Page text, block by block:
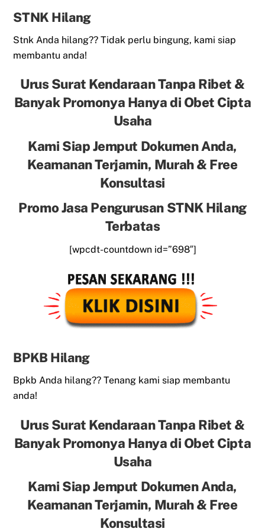
STNK Hilang
Stnk Anda hilang?? Tidak perlu bingung, kami siap
membantu anda!
Urus Surat Kendaraan Tanpa Ribet &
Banyak Promonya Hanya di Obet Cipta
Usaha
Kami Siap Jemput Dokumen Anda,
Keamanan Terjamin, Murah & Free
Konsultasi
Promo Jasa Pengurusan STNK Hilang
Terbatas
[wpcdt-countdown id=”698″]
BPKB Hilang
Bpkb Anda hilang?? Tenang kami siap membantu
anda!
Urus Surat Kendaraan Tanpa Ribet &
Banyak Promonya Hanya di Obet Cipta
Usaha
Kami Siap Jemput Dokumen Anda,
Keamanan Terjamin, Murah & Free
Konsultasi